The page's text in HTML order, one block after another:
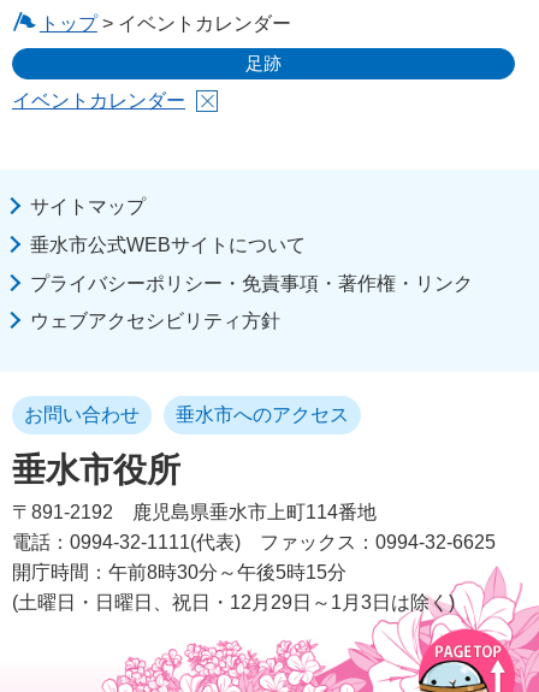
トップ> イベントカレンダー
足跡
イベントカレンダー
サイトマップ
垂水市公式WEBサイトについて
プライバシーポリシー・免責事項・著作権・リンク
ウェブアクセシビリティ方針
垂水市役所
お問い合わせ 垂水市へのアクセス
〒891-2192
鹿児島県垂水市上町114番地
電話：0994-32-1111(代表)
ファックス：0994-32-6625
開庁時間：午前8時30分～午後5時15分
(土曜日・日曜日、祝日・12月29日～1月3日は除く)